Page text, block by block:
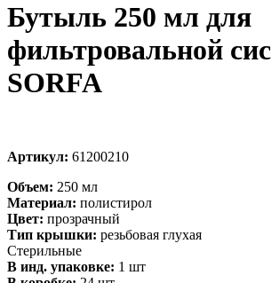
Бутыль 250 мл для
фильтровальной
SORFA
Артикул: 61200210
Объем: 250 мл
Материал: полистирол
Цвет: прозрачный
Тип крышки: резьбовая глухая
Стерильные
В инд. упаковке: 1 шт